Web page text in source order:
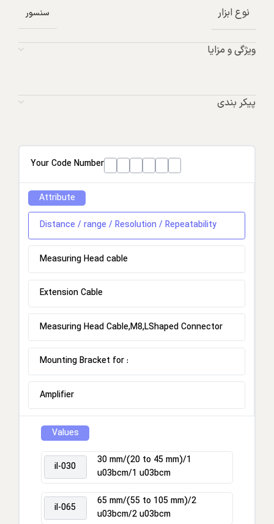
نوع ابزار
سنسور
ویژگی و مزایا
پیکر بندی
Your Code Number
Attribute
Distance / range / Resolution / Repeatability
Measuring Head cable
Extension Cable
Measuring Head Cable,M8,LShaped Connector
Mounting Bracket for :
Amplifier
Values
il-030
30 mm/(20 to 45 mm)/1
u03bcm/1 u03bcm
il-065
65 mm/(55 to 105 mm)/2
u03bcm/2 u03bcm